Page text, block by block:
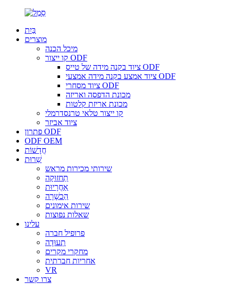
בַּיִת
מוצרים
מיכל הכנה
קו ייצור ODF
ציוד בקנה מידה של טייס ODF
ציוד אמצע בקנה מידה אמצעי ODF
ציוד מסחרי ODF
מכונת הדפסה ואריזה
מכונת אריזת קלטות
קו ייצור טלאי טרנסדרמלי
ציוד אביזר
פתרון ODF
ODF OEM
חֲדָשׁוֹת
שֵׁרוּת
שירותי מכירות מראש
תַחזוּקָה
אַחֲרָיוּת
הַכשָׁרָה
שירות אימונים
שאלות נפוצות
עלינו
פרופיל חברה
תְעוּדָה
מחקרי מקרים
אחריות חברתית
VR
צרו קשר